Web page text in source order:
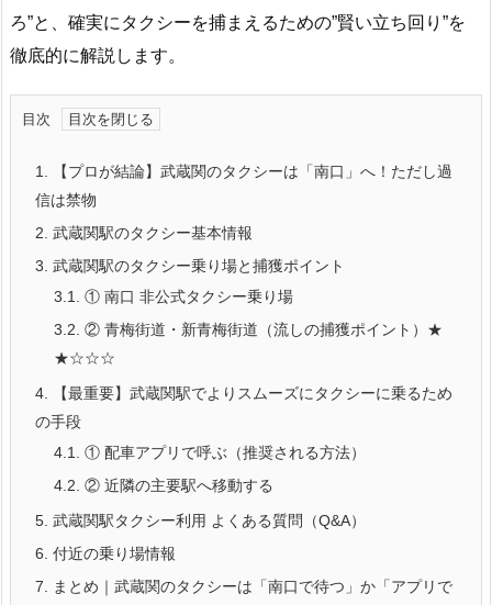
ろ”と、確実にタクシーを捕まえるための”賢い立ち回り”を
徹底的に解説します。
目次
1. 【プロが結論】武蔵関のタクシーは「南口」へ！ただし過
信は禁物
2. 武蔵関駅のタクシー基本情報
3. 武蔵関駅のタクシー乗り場と捕獲ポイント
3.1. ① 南口 非公式タクシー乗り場
3.2. ② 青梅街道・新青梅街道（流しの捕獲ポイント）★
★☆☆☆
4. 【最重要】武蔵関駅でよりスムーズにタクシーに乗るため
の手段
4.1. ① 配車アプリで呼ぶ（推奨される方法）
4.2. ② 近隣の主要駅へ移動する
5. 武蔵関駅タクシー利用 よくある質問（Q&A）
6. 付近の乗り場情報
7. まとめ｜武蔵関のタクシーは「南口で待つ」か「アプリで